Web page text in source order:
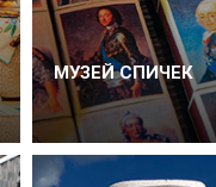
МУЗЕЙ СПИЧЕК